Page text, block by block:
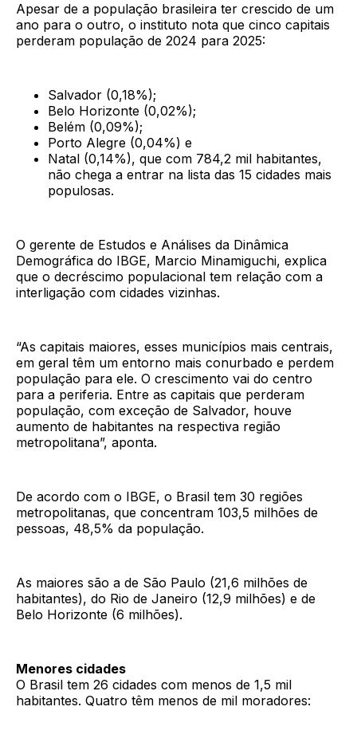
Apesar de a população brasileira ter crescido de um
ano para o outro, o instituto nota que cinco capitais
perderam população de 2024 para 2025:
Salvador (0,18%);
Belo Horizonte (0,02%);
Belém (0,09%);
Porto Alegre (0,04%) e
Natal (0,14%), que com 784,2 mil habitantes,
não chega a entrar na lista das 15 cidades mais
populosas.
O gerente de Estudos e Análises da Dinâmica
Demográfica do IBGE, Marcio Minamiguchi, explica
que o decréscimo populacional tem relação com a
interligação com cidades vizinhas.
“As capitais maiores, esses municípios mais centrais,
em geral têm um entorno mais conurbado e perdem
população para ele. O crescimento vai do centro
para a periferia. Entre as capitais que perderam
população, com exceção de Salvador, houve
aumento de habitantes na respectiva região
metropolitana”, aponta.
De acordo com o IBGE, o Brasil tem 30 regiões
metropolitanas, que concentram 103,5 milhões de
pessoas, 48,5% da população.
As maiores são a de São Paulo (21,6 milhões de
habitantes), do Rio de Janeiro (12,9 milhões) e de
Belo Horizonte (6 milhões).
Menores cidades
O Brasil tem 26 cidades com menos de 1,5 mil
habitantes. Quatro têm menos de mil moradores: